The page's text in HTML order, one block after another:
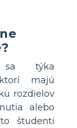
sa týka
majú
rozdielov
alebo
študenti